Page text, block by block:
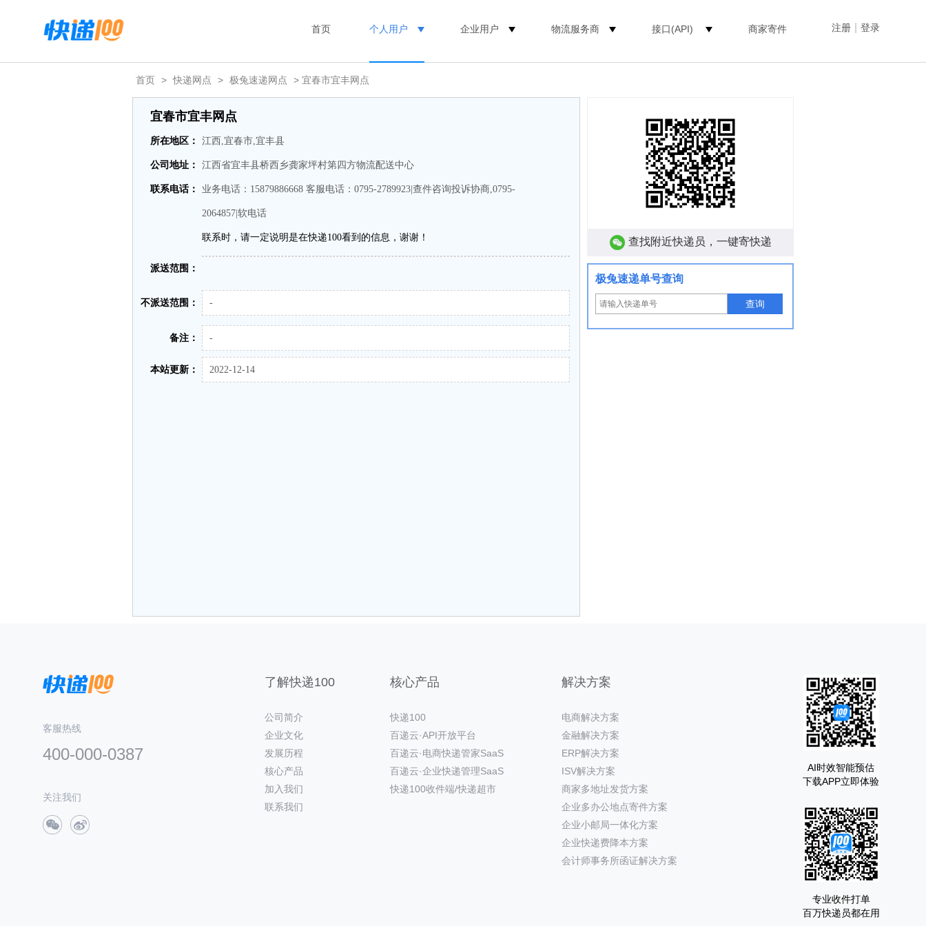
注册 登录
首页 个人用户 企业用户 物流服务商 接口(API) 商家寄件
首页 > 快递网点 > 极兔速递网点 > 宜春市宜丰网点
宜春市宜丰网点
所在地区： 江西,宜春市,宜丰县
公司地址： 江西省宜丰县桥西乡龚家坪村第四方物流配送中心
联系电话： 业务电话：15879886668 客服电话：0795-2789923|查件咨询投诉协商,0795-
2064857|软电话
联系时，请一定说明是在快递100看到的信息，谢谢！
派送范围：
不派送范围： -
备注： -
本站更新： 2022-12-14
查找附近快递员，一键寄快递
极兔速递单号查询
查询
客服热线
400-000-0387
关注我们
了解快递100
公司简介
企业文化
发展历程
核心产品
加入我们
联系我们
核心产品
快递100
百递云·API开放平台
百递云·电商快递管家SaaS
百递云·企业快递管理SaaS
快递100收件端/快递超市
解决方案
电商解决方案
金融解决方案
ERP解决方案
ISV解决方案
商家多地址发货方案
企业多办公地点寄件方案
企业小邮局一体化方案
企业快递费降本方案
会计师事务所函证解决方案
AI时效智能预估
下载APP立即体验
专业收件打单
百万快递员都在用